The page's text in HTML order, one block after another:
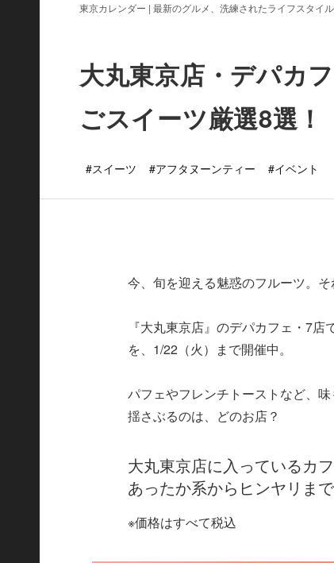
東京カレンダー | 最新のグルメ、洗練されたライフスタイ
大丸東京店・デパカ
ごスイーツ厳選8選！
#スイーツ #アフタヌーンティー #イベント
今、旬を迎える魅惑のフルーツ。
『大丸東京店』のデパカフェ・7
を、1/22（火）まで開催中。
パフェやフレンチトーストなど、
揺さぶるのは、どのお店？
大丸東京店に入っているカ
あったか系からヒンヤリま
※価格はすべて税込